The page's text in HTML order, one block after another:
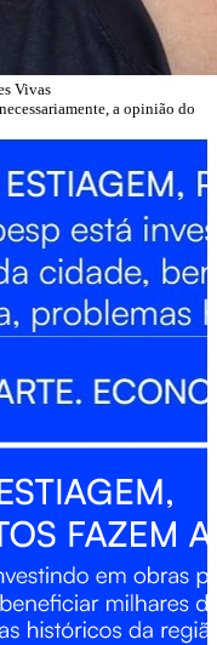
Vivas
a opinião do